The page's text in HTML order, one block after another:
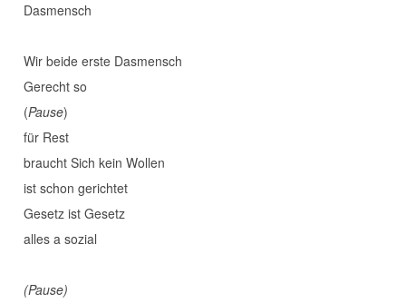
Dasmensch
Wir beide erste Dasmensch
Gerecht so
(Pause)
für Rest
braucht Sich kein Wollen
ist schon gerichtet
Gesetz ist Gesetz
alles a sozial
(Pause)